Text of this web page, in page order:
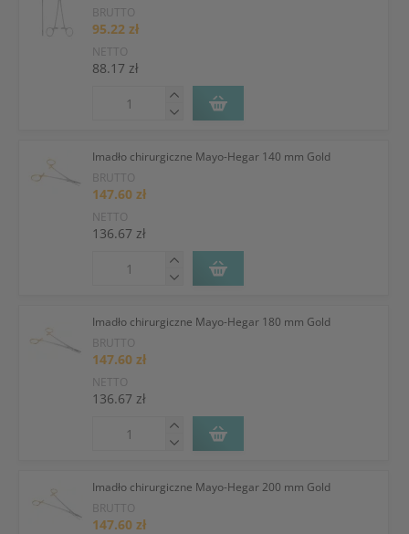
BRUTTO
95.22 zł
NETTO
88.17 zł
Imadło chirurgiczne Mayo-Hegar 140 mm Gold
BRUTTO
147.60 zł
NETTO
136.67 zł
Imadło chirurgiczne Mayo-Hegar 180 mm Gold
BRUTTO
147.60 zł
NETTO
136.67 zł
Imadło chirurgiczne Mayo-Hegar 200 mm Gold
BRUTTO
147.60 zł